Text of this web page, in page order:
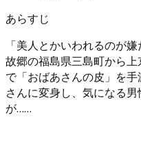
あらすじ
「美人とかいわれるのが嫌
故郷の福島県三島町から
で「おばあさんの皮」を
さんに変身し、気になる
が……